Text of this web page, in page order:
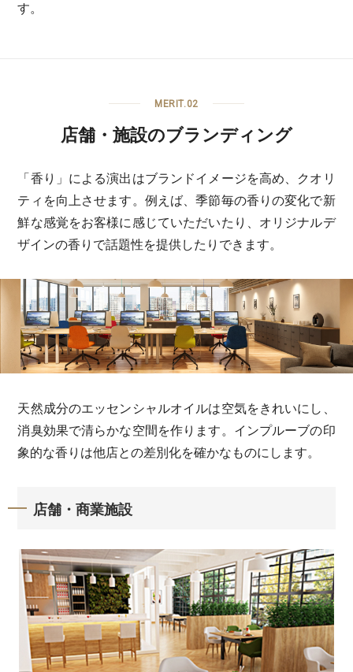
す。
MERIT.02
店舗・施設のブランディング
「香り」による演出はブランドイメージを高め、クオリ
ティを向上させます。例えば、季節毎の香りの変化で新
鮮な感覚をお客様に感じていただいたり、オリジナルデ
ザインの香りで話題性を提供したりできます。
天然成分のエッセンシャルオイルは空気をきれいにし、
消臭効果で清らかな空間を作ります。インプルーブの印
象的な香りは他店との差別化を確かなものにします。
店舗・商業施設